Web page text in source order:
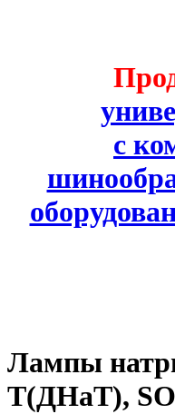
с
Лампы
T(ДНаТ),